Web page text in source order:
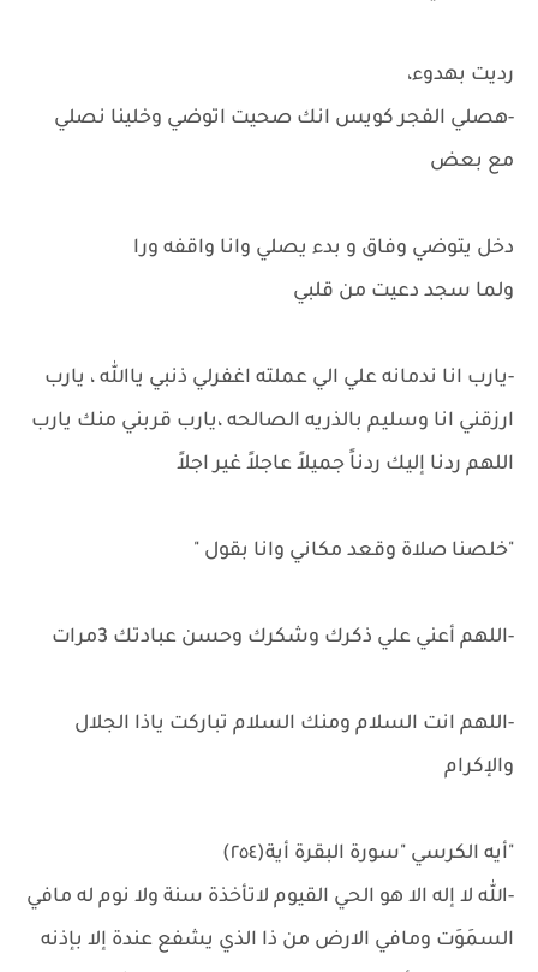
رديت بهدوء،
-هصلي الفجر كويس انك صحيت اتوضي وخلينا نصلي
مع بعض
دخل يتوضي وفاق و بدء يصلي وانا واقفه ورا
ولما سجد دعيت من قلبي
-يارب انا ندمانه علي الي عملته اغفرلي ذنبي ياالله ، يارب
ارزقني انا وسليم بالذريه الصالحه ،يارب قربني منك يارب
اللهم ردنا إليك ردناً جميلاً عاجلاً غير اجلاً
"خلصنا صلاة وقعد مكاني وانا بقول "
-اللهم أعني علي ذكرك وشكرك وحسن عبادتك 3مرات
-اللهم انت السلام ومنك السلام تباركت ياذا الجلال
والإكرام
"أيه الكرسي "سورة البقرة أية(٢٥٤)
-الله لا إله الا هو الحي القيوم لاتأخذة سنة ولا نوم له مافي
السمَوَت ومافي الارض من ذا الذي يشفع عندة إلا بإذنه